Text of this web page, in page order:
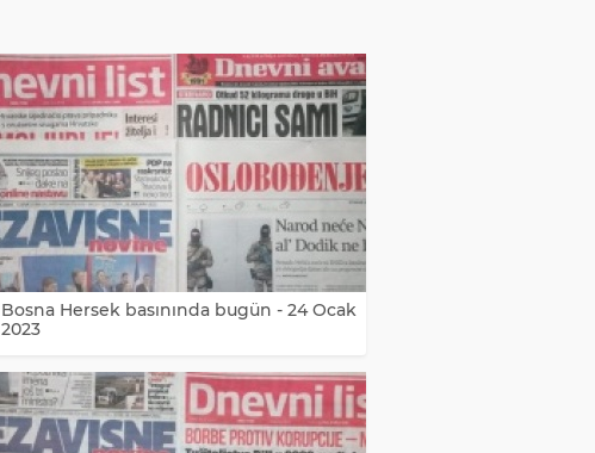
Bosna Hersek basınında bugün - 24 Ocak
2023